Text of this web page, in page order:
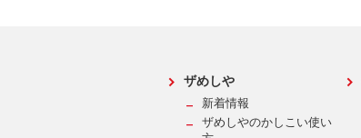
ザめしや
新着情報
ザめしやのかしこい使い